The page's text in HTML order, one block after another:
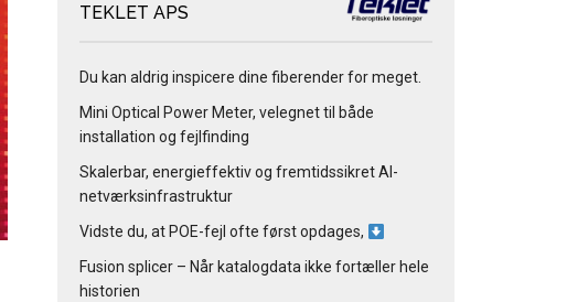
TEKLET APS
Du kan aldrig inspicere dine fiberender for meget.
Mini Optical Power Meter, velegnet til både
installation og fejlfinding
Skalerbar, energieffektiv og fremtidssikret AI-
netværksinfrastruktur
Vidste du, at POE-fejl ofte først opdages,
Fusion splicer – Når katalogdata ikke fortæller hele
historien